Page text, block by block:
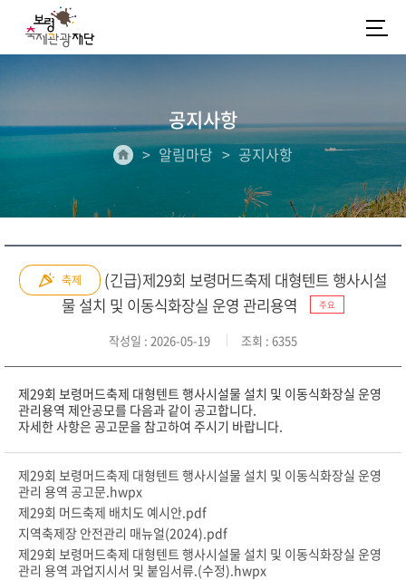
공지사항
알림마당 공지사항
축제
(긴급)제29회 보령머드축제 대형텐트 행사시설
물 설치 및 이동식화장실 운영 관리용역
주요
작성일 : 2026-05-19 조회 : 6355
제29회 보령머드축제 대형텐트 행사시설물 설치 및 이동식화장실 운영
관리용역 제안공모를 다음과 같이 공고합니다.
자세한 사항은 공고문을 참고하여 주시기 바랍니다.
제29회 보령머드축제 대형텐트 행사시설물 설치 및 이동식화장실 운영
관리 용역 공고문.hwpx
제29회 머드축제 배치도 예시안.pdf
지역축제장 안전관리 매뉴얼(2024).pdf
제29회 보령머드축제 대형텐트 행사시설물 설치 및 이동식화장실 운영
관리 용역 과업지시서 및 붙임서류.(수정).hwpx